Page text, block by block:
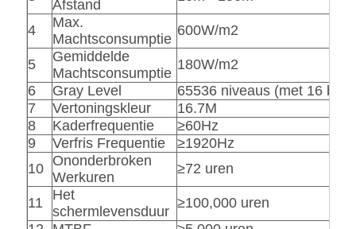
Afstand
4
Max.
Machtsconsumptie
600W/m2
5
Gemiddelde
Machtsconsumptie
180W/m2
6
Gray Level
65536 niveaus (met 16 bits)
7
Vertoningskleur
16.7M
8
Kaderfrequentie
≥60Hz
9
Verfris Frequentie
≥1920Hz
10
Ononderbroken
Werkuren
≥72 uren
11
Het
schermlevensduur
≥100,000 uren